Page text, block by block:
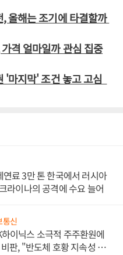
올해는 조기에 타결할까
격 얼마일까 관심 집중
마지막' 조건 놓고 고심
료 3만 톤 한국에서 러시아
라이나의 공격에 수요 늘어
통신
이닉스 소극적 주주환원에
판, "반도체 호황 지속성 의